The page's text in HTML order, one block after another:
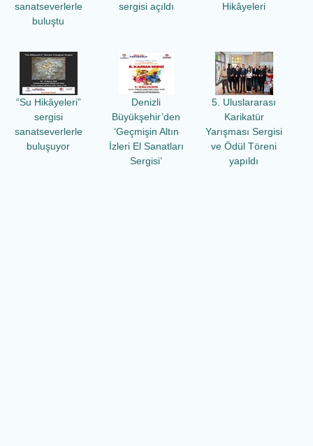
sanatseverlerle
buluştu
sergisi açıldı
Hikâyeleri
“Su Hikâyeleri”
sergisi
sanatseverlerle
buluşuyor
Denizli
Büyükşehir’den
‘Geçmişin Altın
İzleri El Sanatları
Sergisi’
5. Uluslararası
Karikatür
Yarışması Sergisi
ve Ödül Töreni
yapıldı